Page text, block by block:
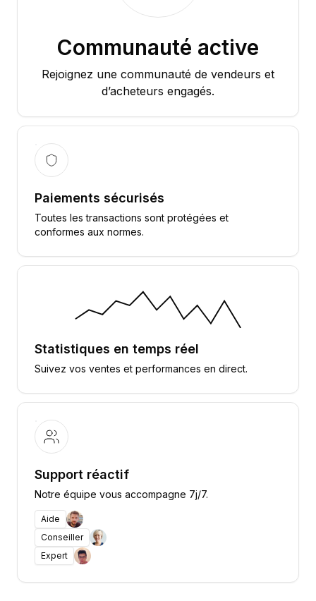
Communauté active
Rejoignez une communauté de vendeurs et
d’acheteurs engagés.
Paiements sécurisés
Toutes les transactions sont protégées et
conformes aux normes.
Statistiques en temps réel
Suivez vos ventes et performances en direct.
Support réactif
Notre équipe vous accompagne 7j/7.
Aide
Conseiller
Expert